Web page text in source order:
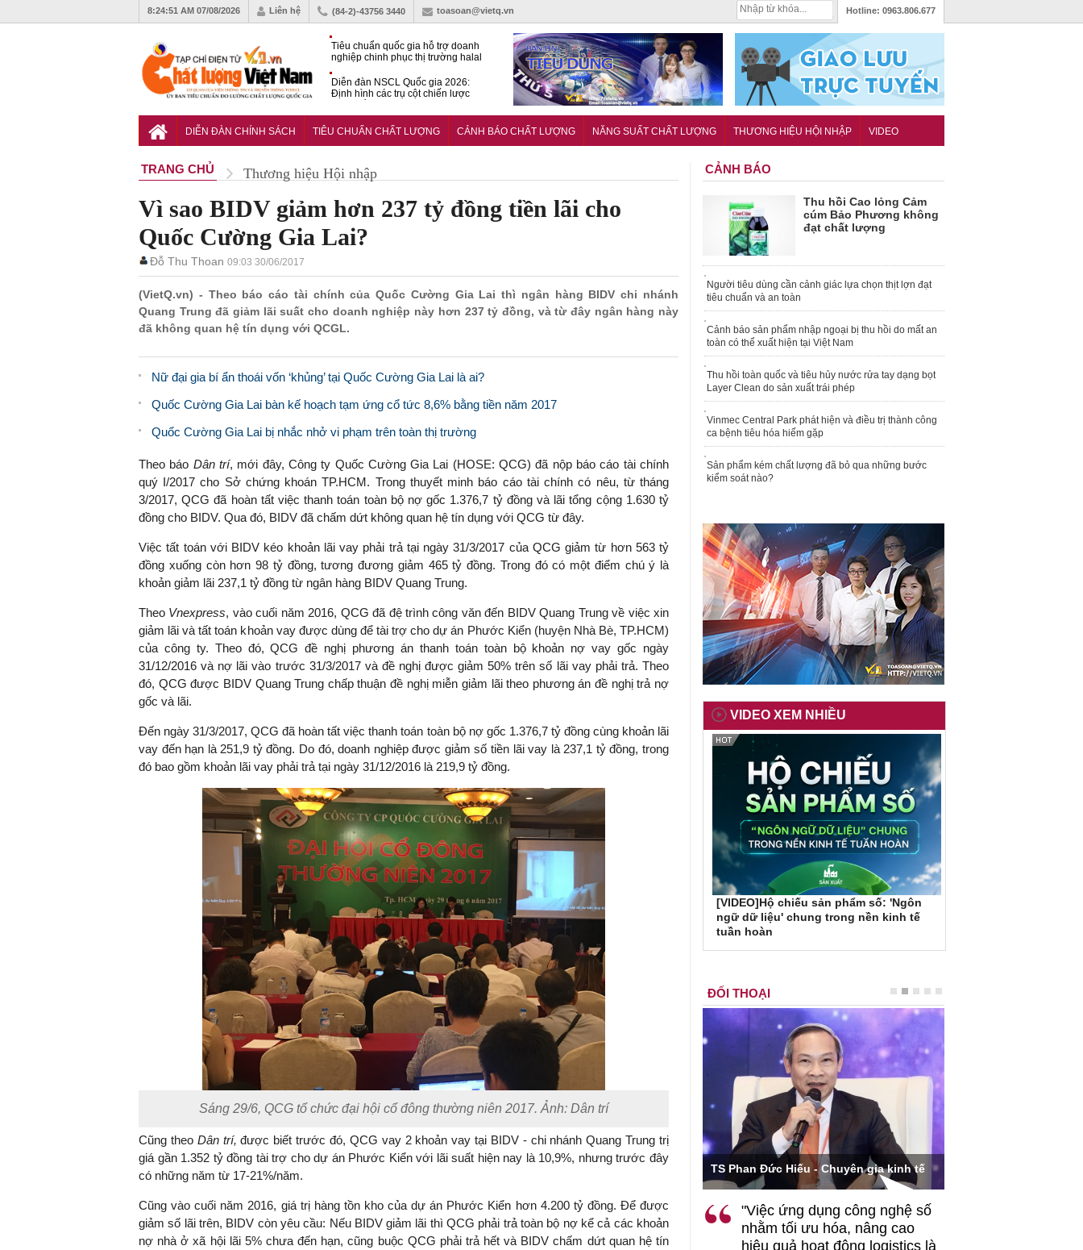
8:24:52 AM 07/08/2026 Liên hệ (84-2)-43756 3440 toasoan@vietq.vn Hotline: 0963.806.677
Tiêu chuẩn quốc gia hỗ trợ doanh
nghiệp chinh phục thị trường halal
Diễn đàn NSCL Quốc gia 2026:
Định hình các trụ cột chiến lược
Chất lượng Quốc gia năm 2026
DIỄN ĐÀN CHÍNH SÁCH TIÊU CHUẨN CHẤT LƯỢNG CẢNH BÁO CHẤT LƯỢNG NĂNG SUẤT CHẤT LƯỢNG THƯƠNG HIỆU HỘI NHẬP VIDEO
TRANG CHỦ Thương hiệu Hội nhập
Vì sao BIDV giảm hơn 237 tỷ đồng tiền lãi cho
Quốc Cường Gia Lai?
Đỗ Thu Thoan 09:03 30/06/2017
(VietQ.vn) - Theo báo cáo tài chính của Quốc Cường Gia Lai thì ngân hàng BIDV chi nhánh
Quang Trung đã giảm lãi suất cho doanh nghiệp này hơn 237 tỷ đồng, và từ đây ngân hàng này
đã không quan hệ tín dụng với QCGL.
Nữ đại gia bí ẩn thoái vốn ‘khủng’ tại Quốc Cường Gia Lai là ai?
Quốc Cường Gia Lai bàn kế hoạch tạm ứng cổ tức 8,6% bằng tiền năm 2017
Quốc Cường Gia Lai bị nhắc nhở vi phạm trên toàn thị trường
Theo báo Dân trí, mới đây, Công ty Quốc Cường Gia Lai (HOSE: QCG) đã nộp báo cáo tài chính
quý I/2017 cho Sở chứng khoán TP.HCM. Trong thuyết minh báo cáo tài chính có nêu, từ tháng
3/2017, QCG đã hoàn tất việc thanh toán toàn bộ nợ gốc 1.376,7 tỷ đồng và lãi tổng cộng 1.630 tỷ
đồng cho BIDV. Qua đó, BIDV đã chấm dứt không quan hệ tín dụng với QCG từ đây.
Việc tất toán với BIDV kéo khoản lãi vay phải trả tại ngày 31/3/2017 của QCG giảm từ hơn 563 tỷ
đồng xuống còn hơn 98 tỷ đồng, tương đương giảm 465 tỷ đồng. Trong đó có một điểm chú ý là
khoản giảm lãi 237,1 tỷ đồng từ ngân hàng BIDV Quang Trung.
Theo Vnexpress, vào cuối năm 2016, QCG đã đệ trình công văn đến BIDV Quang Trung về việc xin
giảm lãi và tất toán khoản vay được dùng để tài trợ cho dự án Phước Kiển (huyện Nhà Bè, TP.HCM)
của công ty. Theo đó, QCG đề nghị phương án thanh toán toàn bộ khoản nợ vay gốc ngày
31/12/2016 và nợ lãi vào trước 31/3/2017 và đề nghị được giảm 50% trên số lãi vay phải trả. Theo
đó, QCG được BIDV Quang Trung chấp thuận đề nghị miễn giảm lãi theo phương án đề nghị trả nợ
gốc và lãi.
Đến ngày 31/3/2017, QCG đã hoàn tất việc thanh toán toàn bộ nợ gốc 1.376,7 tỷ đồng cùng khoản lãi
vay đến hạn là 251,9 tỷ đồng. Do đó, doanh nghiệp được giảm số tiền lãi vay là 237,1 tỷ đồng, trong
đó bao gồm khoản lãi vay phải trả tại ngày 31/12/2016 là 219,9 tỷ đồng.
Sáng 29/6, QCG tổ chức đại hội cổ đông thường niên 2017. Ảnh: Dân trí
Cũng theo Dân trí, được biết trước đó, QCG vay 2 khoản vay tại BIDV - chi nhánh Quang Trung trị
giá gần 1.352 tỷ đồng tài trợ cho dự án Phước Kiển với lãi suất hiện nay là 10,9%, nhưng trước đây
có những năm từ 17-21%/năm.
Cũng vào cuối năm 2016, giá trị hàng tồn kho của dự án Phước Kiển hơn 4.200 tỷ đồng. Để được
giảm số lãi trên, BIDV còn yêu cầu: Nếu BIDV giảm lãi thì QCG phải trả toàn bộ nợ kể cả các khoản
nợ nhà ở xã hội lãi 5% chưa đến hạn, cũng buộc QCG phải trả hết và BIDV chấm dứt quan hệ tín
CẢNH BÁO
Thu hồi Cao lỏng Cảm
cúm Bảo Phương không
đạt chất lượng
Người tiêu dùng cần cảnh giác lựa chọn thịt lợn đạt
tiêu chuẩn và an toàn
Cảnh báo sản phẩm nhập ngoại bị thu hồi do mất an
toàn có thể xuất hiện tại Việt Nam
Thu hồi toàn quốc và tiêu hủy nước rửa tay dạng bọt
Layer Clean do sản xuất trái phép
Vinmec Central Park phát hiện và điều trị thành công
ca bệnh tiêu hóa hiếm gặp
Sản phẩm kém chất lượng đã bỏ qua những bước
kiểm soát nào?
VIDEO XEM NHIỀU
[VIDEO]Hộ chiếu sản phẩm số: 'Ngôn
ngữ dữ liệu' chung trong nền kinh tế
tuần hoàn
ĐỐI THOẠI
TS. Nguyễn Đức Độ - Phó Viện trưởng
Viện Kinh tế Tài chính
"Có rất nhiều việc phải làm
ngay từ bây giờ và trên thực tế
đang được tiến hành như tăng
Việc sử dụng hiệu quả chính
sách tài khóa không chỉ mang ý
nghĩa hỗ trợ ngắn hạn mà còn
TS Phan Đức Hiếu - Chuyên gia kinh tế
"Việc ứng dụng công nghệ số
nhằm tối ưu hóa, nâng cao
hiệu quả hoạt động logistics là